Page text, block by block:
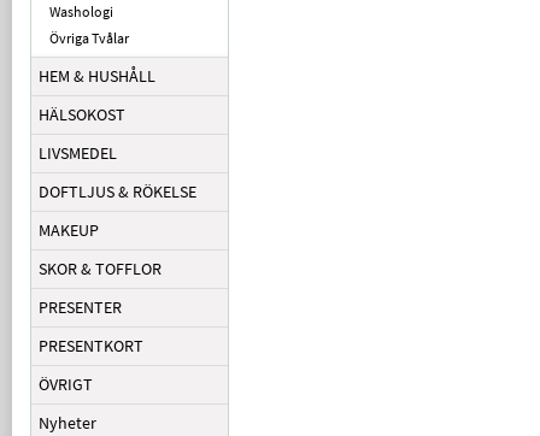
Washologi
Övriga Tvålar
HEM & HUSHÅLL
HÄLSOKOST
LIVSMEDEL
DOFTLJUS & RÖKELSE
MAKEUP
SKOR & TOFFLOR
PRESENTER
PRESENTKORT
ÖVRIGT
Nyheter